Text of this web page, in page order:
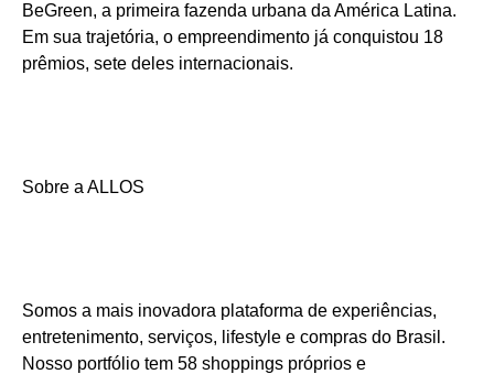
BeGreen, a primeira fazenda urbana da América Latina.
Em sua trajetória, o empreendimento já conquistou 18
prêmios, sete deles internacionais.
Sobre a ALLOS
Somos a mais inovadora plataforma de experiências,
entretenimento, serviços, lifestyle e compras do Brasil.
Nosso portfólio tem 58 shoppings próprios e